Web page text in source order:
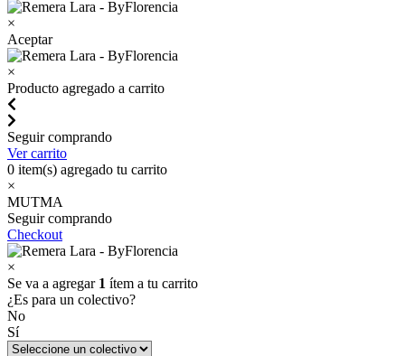
×
Aceptar
×
Producto agregado a carrito
Seguir comprando
Ver carrito
0 item(s) agregado tu carrito
×
MUTMA
Seguir comprando
Checkout
×
Se va a agregar 1 ítem a tu carrito
¿Es para un colectivo?
No
Sí